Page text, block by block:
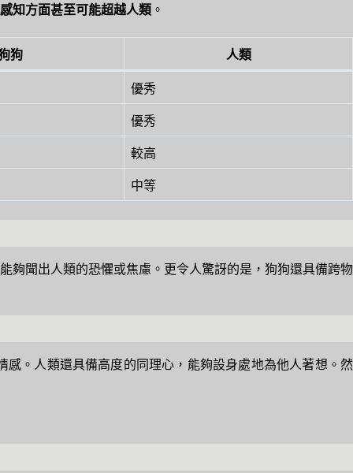
知方面甚至可能超越人類 。
狗 人類
優秀
優秀
較高
中等
夠聞出人類的恐懼或焦慮。更令人驚訝的是，狗狗還具備跨物
。人類還具備高度的同理心，能夠設身處地為他人著想。然